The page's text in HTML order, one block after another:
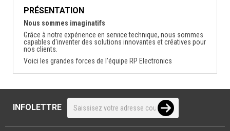
PRÉSENTATION
Nous sommes imaginatifs
Grâce à notre expérience en service technique, nous sommes
capables d'inventer des solutions innovantes et créatives pour
nos clients.
Voici les grandes forces de l'équipe RP Electronics
INFOLETTRE